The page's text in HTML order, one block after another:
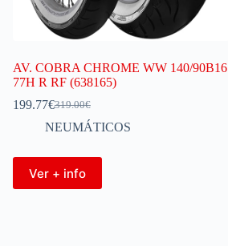
AV. COBRA CHROME WW 140/90B16
77H R RF (638165)
319.00€
199.77€
NEUMÁTICOS
Ver + info